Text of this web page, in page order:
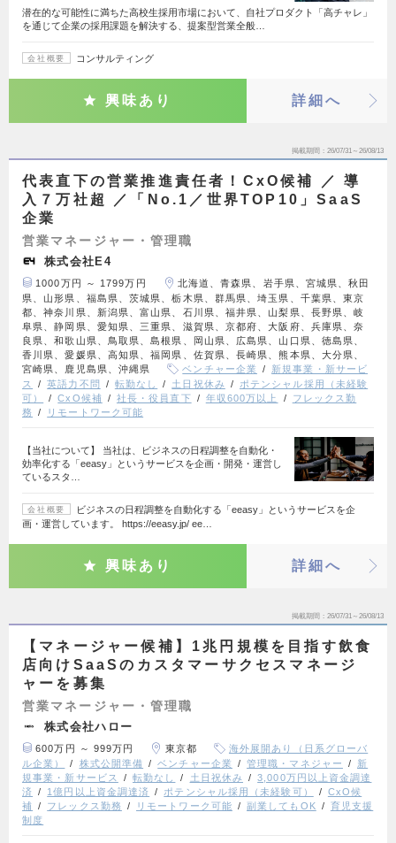
潜在的な可能性に満ちた高校生採用市場において、自社プロダクト「高チャレ」
を通じて企業の採用課題を解決する、提案型営業全般…
会社概要 コンサルティング
興味あり 詳細へ
掲載期間 26/07/31～26/08/13
代表直下の営業推進責任者！CxO候補 ／ 導
入７万社超 ／「No.1／世界TOP10」SaaS
企業
営業マネージャー・管理職
株式会社E4
1000万円 ～ 1799万円
北海道、青森県、岩手県、宮城県、秋田
県、山形県、福島県、茨城県、栃木県、群馬県、埼玉県、千葉県、東京
都、神奈川県、新潟県、富山県、石川県、福井県、山梨県、長野県、岐
阜県、静岡県、愛知県、三重県、滋賀県、京都府、大阪府、兵庫県、奈
良県、和歌山県、鳥取県、島根県、岡山県、広島県、山口県、徳島県、
香川県、愛媛県、高知県、福岡県、佐賀県、長崎県、熊本県、大分県、
宮崎県、鹿児島県、沖縄県
ベンチャー企業
新規事業・新サービ
ス
英語力不問 転勤なし 土日祝休み
ポテンシャル採用（未経験
可）
CxO候補 社長・役員直下 年収600万以上
フレックス勤
務
リモートワーク可能
【当社について】 当社は、ビジネスの日程調整を自動化・
効率化する「eeasy」というサービスを企画・開発・運営し
ているスタ…
会社概要
ビジネスの日程調整を自動化する「eeasy」というサービスを企
画・運営しています。 https://eeasy.jp/ ee…
興味あり 詳細へ
掲載期間 26/07/31～26/08/13
【マネージャー候補】1兆円規模を目指す飲食
店向けSaaSのカスタマーサクセスマネージ
ャーを募集
営業マネージャー・管理職
株式会社ハロー
600万円 ～ 999万円 東京都
海外展開あり（日系グローバ
ル企業）
株式公開準備 ベンチャー企業 管理職・マネジャー
新
規事業・新サービス
転勤なし 土日祝休み
3,000万円以上資金調達
済
1億円以上資金調達済 ポテンシャル採用（未経験可）
CxO候
補
フレックス勤務 リモートワーク可能 副業してもOK
育児支援
制度